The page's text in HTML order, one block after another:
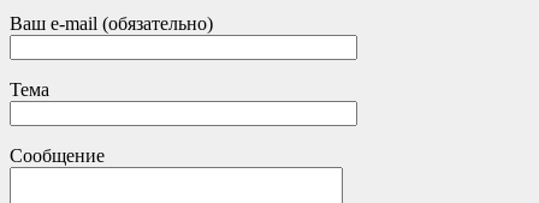
Ваш e-mail (обязательно)
Тема
Сообщение